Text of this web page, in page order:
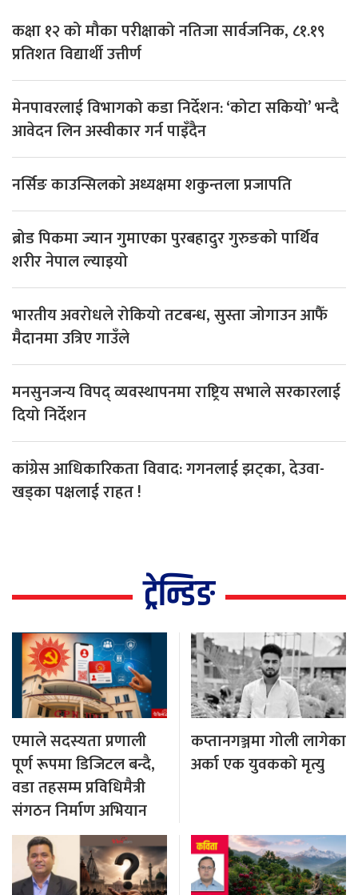
कक्षा १२ को मौका परीक्षाको नतिजा सार्वजनिक, ८१.१९
प्रतिशत विद्यार्थी उत्तीर्ण
मेनपावरलाई विभागको कडा निर्देशन: ‘कोटा सकियो’ भन्दै
आवेदन लिन अस्वीकार गर्न पाइँदैन
नर्सिङ काउन्सिलको अध्यक्षमा शकुन्तला प्रजापति
ब्रोड पिकमा ज्यान गुमाएका पुरबहादुर गुरुङको पार्थिव
शरीर नेपाल ल्याइयो
भारतीय अवरोधले रोकियो तटबन्ध, सुस्ता जोगाउन आफैँ
मैदानमा उत्रिए गाउँले
मनसुनजन्य विपद् व्यवस्थापनमा राष्ट्रिय सभाले सरकारलाई
दियो निर्देशन
कांग्रेस आधिकारिकता विवाद: गगनलाई झट्का, देउवा-
खड्का पक्षलाई राहत !
ट्रेन्डिङ
एमाले सदस्यता प्रणाली
पूर्ण रूपमा डिजिटल बन्दै,
वडा तहसम्म प्रविधिमैत्री
संगठन निर्माण अभियान
कप्तानगञ्जमा गोली लागेका
अर्का एक युवकको मृत्यु